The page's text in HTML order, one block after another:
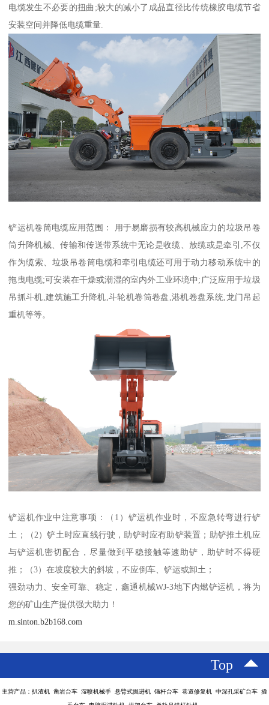
电缆发生不必要的扭曲;较大的减小了成品直径比传统橡胶电缆节省
安装空间并降低电缆重量.
铲运机卷筒电缆应用范围： 用于易磨损有较高机械应力的垃圾吊卷
筒升降机械、传输和传送带系统中无论是收缆、放缆或是牵引,不仅
作为缆索、垃圾吊卷筒电缆和牵引电缆还可用于动力移动系统中的
拖曳电缆;可安装在干燥或潮湿的室内外工业环境中;广泛应用于垃圾
吊抓斗机,建筑施工升降机,斗轮机卷筒卷盘,港机卷盘系统,龙门吊起
重机等等。
铲运机作业中注意事项：（1）铲运机作业时，不应急转弯进行铲
土；（2）铲土时应直线行驶，助铲时应有助铲装置；助铲推土机应
与铲运机密切配合，尽量做到平稳接触等速助铲，助铲时不得硬
推；（3）在坡度较大的斜坡，不应倒车、铲运或卸土；
强劲动力、安全可靠、稳定，鑫通机械WJ-3地下内燃铲运机，将为
您的矿山生产提供强大助力！
m.sinton.b2b168.com
Top
主营产品：扒渣机 凿岩台车 湿喷机械手 悬臂式掘进机 锚杆台车 巷道修复机 中深孔采矿台车 撬